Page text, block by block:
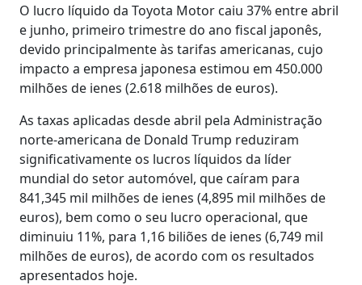
O lucro líquido da Toyota Motor caiu 37% entre abril
e junho, primeiro trimestre do ano fiscal japonês,
devido principalmente às tarifas americanas, cujo
impacto a empresa japonesa estimou em 450.000
milhões de ienes (2.618 milhões de euros).
As taxas aplicadas desde abril pela Administração
norte-americana de Donald Trump reduziram
significativamente os lucros líquidos da líder
mundial do setor automóvel, que caíram para
841,345 mil milhões de ienes (4,895 mil milhões de
euros), bem como o seu lucro operacional, que
diminuiu 11%, para 1,16 biliões de ienes (6,749 mil
milhões de euros), de acordo com os resultados
apresentados hoje.